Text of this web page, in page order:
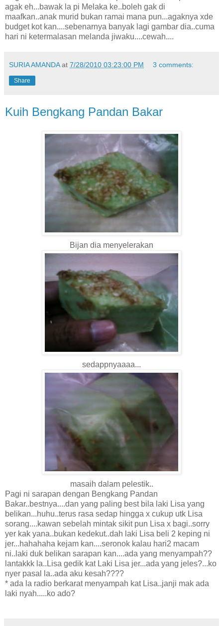
agak eh...bawak la pi Melaka ke..boleh gak di
maafkan..anak murid bukan ramai mana pun...agaknya xde
budget kot kan....sebenarnya banyak lagi gambar dia..cuma
hari ni ketermalasan melanda jiwaku....cewah....
SURIA AMANDA at 7/28/2010 03:23:00 PM 3 comments:
Share
Kuih Bengkang Pandan Bakar
Bijan dia menyelerakan
sedappnyaaaa...
masaih dalam pelestik..
Pagi ni sarapan dengan Bengkang Pandan
Bakar..bestnya....dan yang paling best bila laki Lisa yang
belikan...huhu..terus rasa sedap hingga x cukup utk Lisa
sorang....kawan sebelah mintak sikit pun Lisa x bagi..sorry
yer kak yana..bukan kedekut..dah laki Lisa beli 2 keping ni
jer...hahahaha kejam kan....seronok kalau hari2 macam
ni..laki duk belikan sarapan kan....ada yang menyampah??
lantakkk la..Lisa gedik kat Laki Lisa jer...ada yang jeles?...ko
nyer pasal la..ada aku kesah????
* ada la radio berkarat menyampah kat Lisa..janji mak ada
laki nyah.....ko ado?